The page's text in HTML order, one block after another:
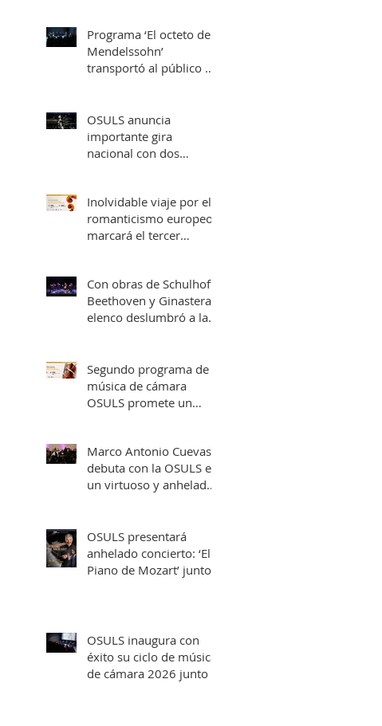
Programa ‘El octeto de
Mendelssohn’
transportó al público de
OSULS anuncia
importante gira
nacional con dos
Inolvidable viaje por el
romanticismo europeo
marcará el tercer
Con obras de Schulhoff,
Beethoven y Ginastera,
elenco deslumbró a la
‘Entrelazados: Diálogos
de arcos & vientos’
Segundo programa de
música de cámara
OSULS promete un
Marco Antonio Cuevas
debuta con la OSULS en
un virtuoso y anhelado
OSULS presentará
anhelado concierto: ‘El
Piano de Mozart’ junto
OSULS inaugura con
éxito su ciclo de música
de cámara 2026 junto a